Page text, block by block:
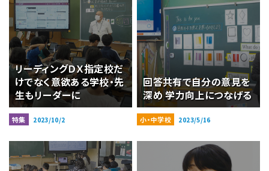
リーディングＤＸ指定校だ
けでなく意欲ある学校・先
生もリーダーに
特集 2023/10/2
回答共有で自分の意見を
深め 学力向上につなげる
小・中学校 2023/5/16